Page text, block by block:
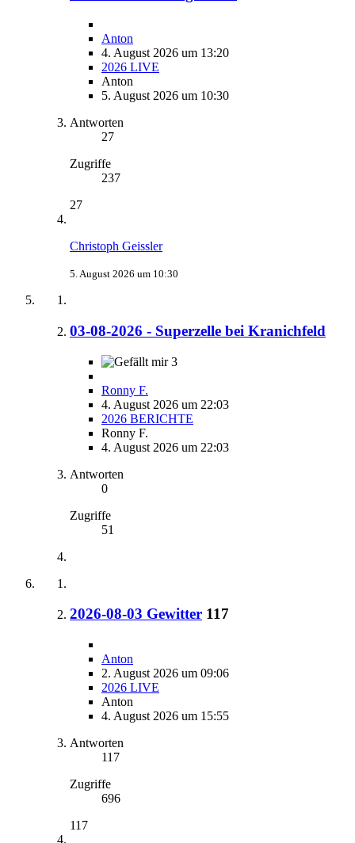
Anton
4. August 2026 um 13:20
2026 LIVE
Anton
5. August 2026 um 10:30
Antworten
27
Zugriffe
237
27
Christoph Geissler
5. August 2026 um 10:30
03-08-2026 - Superzelle bei Kranichfeld
3
Ronny F.
4. August 2026 um 22:03
2026 BERICHTE
Ronny F.
4. August 2026 um 22:03
Antworten
0
Zugriffe
51
2026-08-03 Gewitter 117
Anton
2. August 2026 um 09:06
2026 LIVE
Anton
4. August 2026 um 15:55
Antworten
117
Zugriffe
696
117